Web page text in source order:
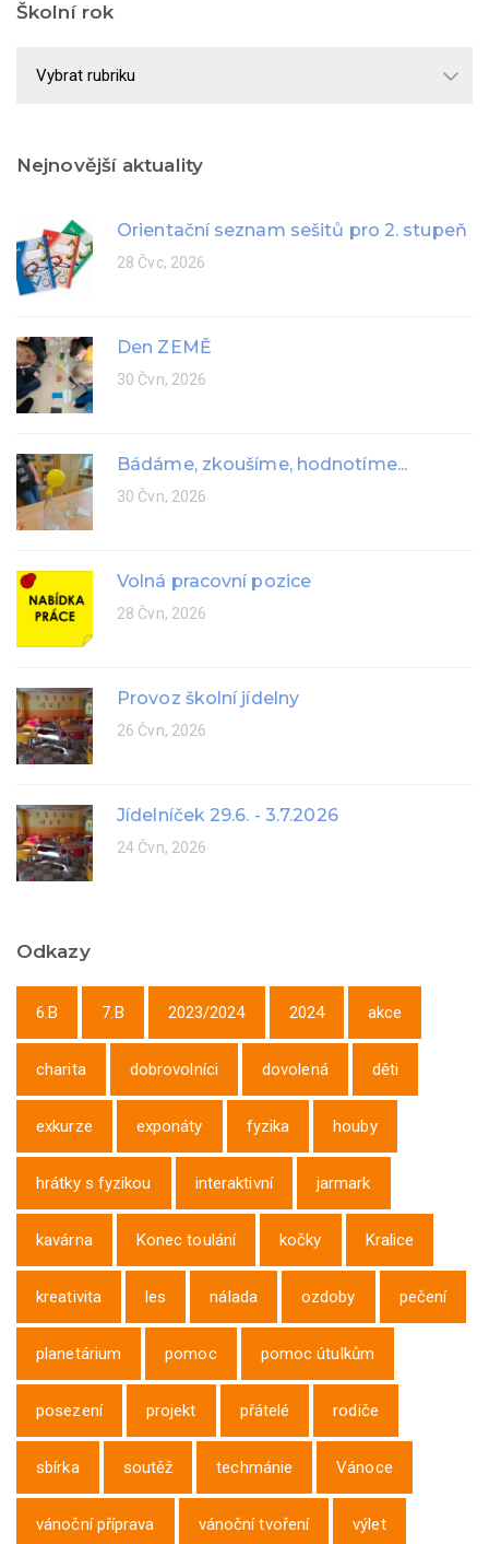
Školní rok
Nejnovější aktuality
Orientační seznam sešitů pro 2. stupeň
28 Čvc, 2026
Den ZEMĚ
30 Čvn, 2026
Bádáme, zkoušíme, hodnotíme...
30 Čvn, 2026
Volná pracovní pozice
28 Čvn, 2026
Provoz školní jídelny
26 Čvn, 2026
Jídelníček 29.6. - 3.7.2026
24 Čvn, 2026
Odkazy
6.B 7.B 2023/2024 2024 akce
charita dobrovolníci dovolená děti
exkurze exponáty fyzika houby
hrátky s fyzikou interaktivní jarmark
kavárna Konec toulání kočky Kralice
kreativita les nálada ozdoby pečení
planetárium pomoc pomoc útulkům
posezení projekt přátelé rodiče
sbírka soutěž techmánie Vánoce
vánoční příprava vánoční tvoření výlet